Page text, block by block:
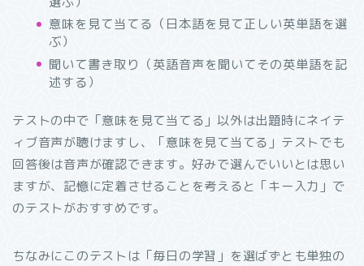
意味を見て当てる（日本語を見て正しい英単語を選
ぶ）
聞いて書き取り（英語音声を聞いてその英単語を記
述する）
テストの中で「意味を見て当てる」以外は出題時にネイテ
ィブ音声が聴けますし、「意味を見て当てる」テストでも
回答後は音声が確認できます。好みで選んでいいとは思い
ますが、記憶に定着させることを考えると「キー入力」で
のテストがおすすめです。
ちなみにこのテストは「毎日の学習」を選ばずとも単独の